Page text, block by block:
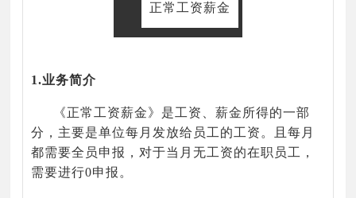
正常工资薪金
1.业务简介
《正常工资薪金》是工资、薪金所得的一部
分，主要是单位每月发放给员工的工资。且每月
都需要全员申报，对于当月无工资的在职员工，
需要进行0申报。